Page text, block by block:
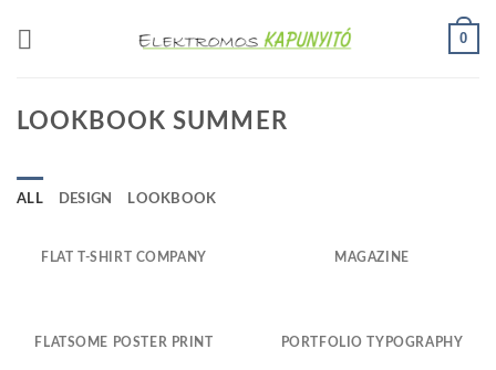
0
LOOKBOOK SUMMER
ALL DESIGN LOOKBOOK
FLAT T-SHIRT COMPANY MAGAZINE
FLATSOME POSTER PRINT PORTFOLIO TYPOGRAPHY